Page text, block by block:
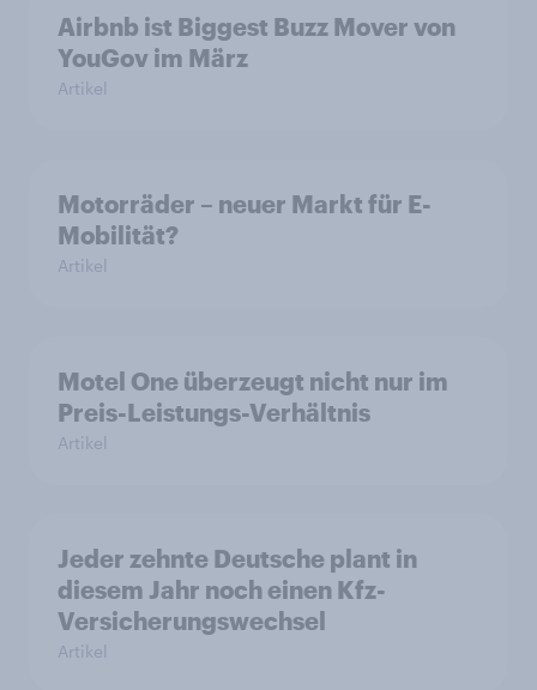
Airbnb ist Biggest Buzz Mover von
YouGov im März
Artikel
Motorräder – neuer Markt für E-
Mobilität?
Artikel
Motel One überzeugt nicht nur im
Preis-Leistungs-Verhältnis
Artikel
Jeder zehnte Deutsche plant in
diesem Jahr noch einen Kfz-
Versicherungswechsel
Artikel